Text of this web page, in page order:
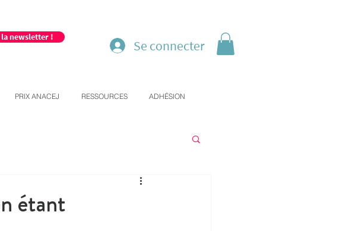
newsletter !
Se connecter
PRIX ANACEJ RESSOURCES ADHÉSION
étant